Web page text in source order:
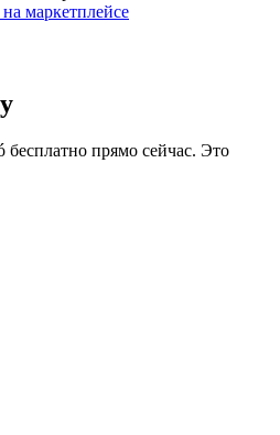
маркетплейсе
прямо сейчас. Это